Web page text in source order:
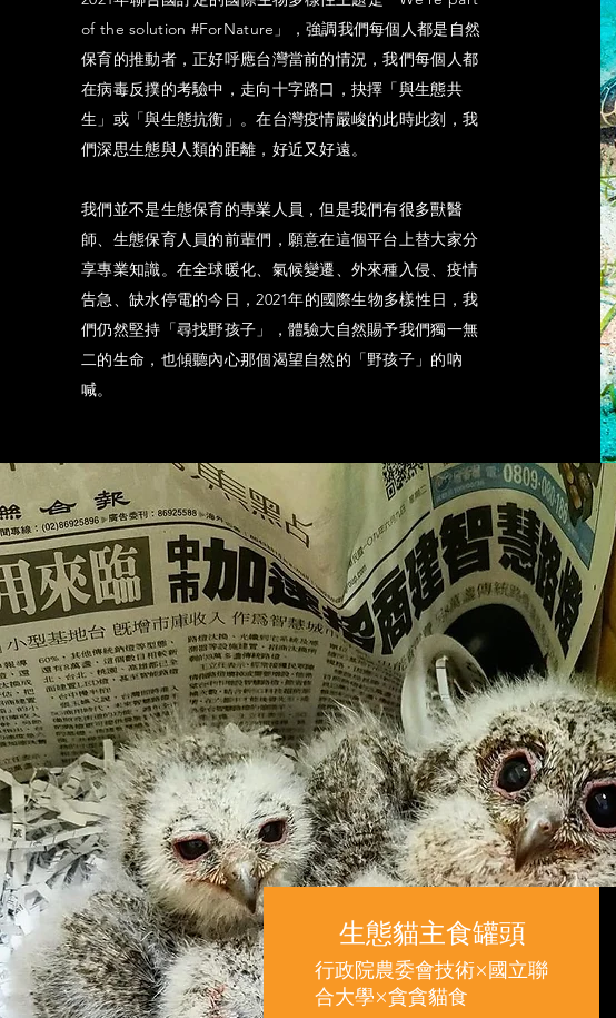
of the solution #ForNature」，強調我們每個人都是自然
保育的推動者，正好呼應台灣當前的情況，我們每個人都
在病毒反撲的考驗中，走向十字路口，抉擇「與生態共
生」或「與生態抗衡」。在台灣疫情嚴峻的此時此刻，我
們深思生態與人類的距離，好近又好遠。
我們並不是生態保育的專業人員，但是我們有很多獸醫
師、生態保育人員的前輩們，願意在這個平台上替大家分
享專業知識。在全球暖化、氣候變遷、外來種入侵、疫情
告急、缺水停電的今日，2021年的國際生物多樣性日，我
們仍然堅持「尋找野孩子」，體驗大自然賜予我們獨一無
二的生命，也傾聽內心那個渴望自然的「野孩子」的吶
喊。
生態貓主食罐頭
行政院農委會技術×國立聯
合大學×貪貪貓食